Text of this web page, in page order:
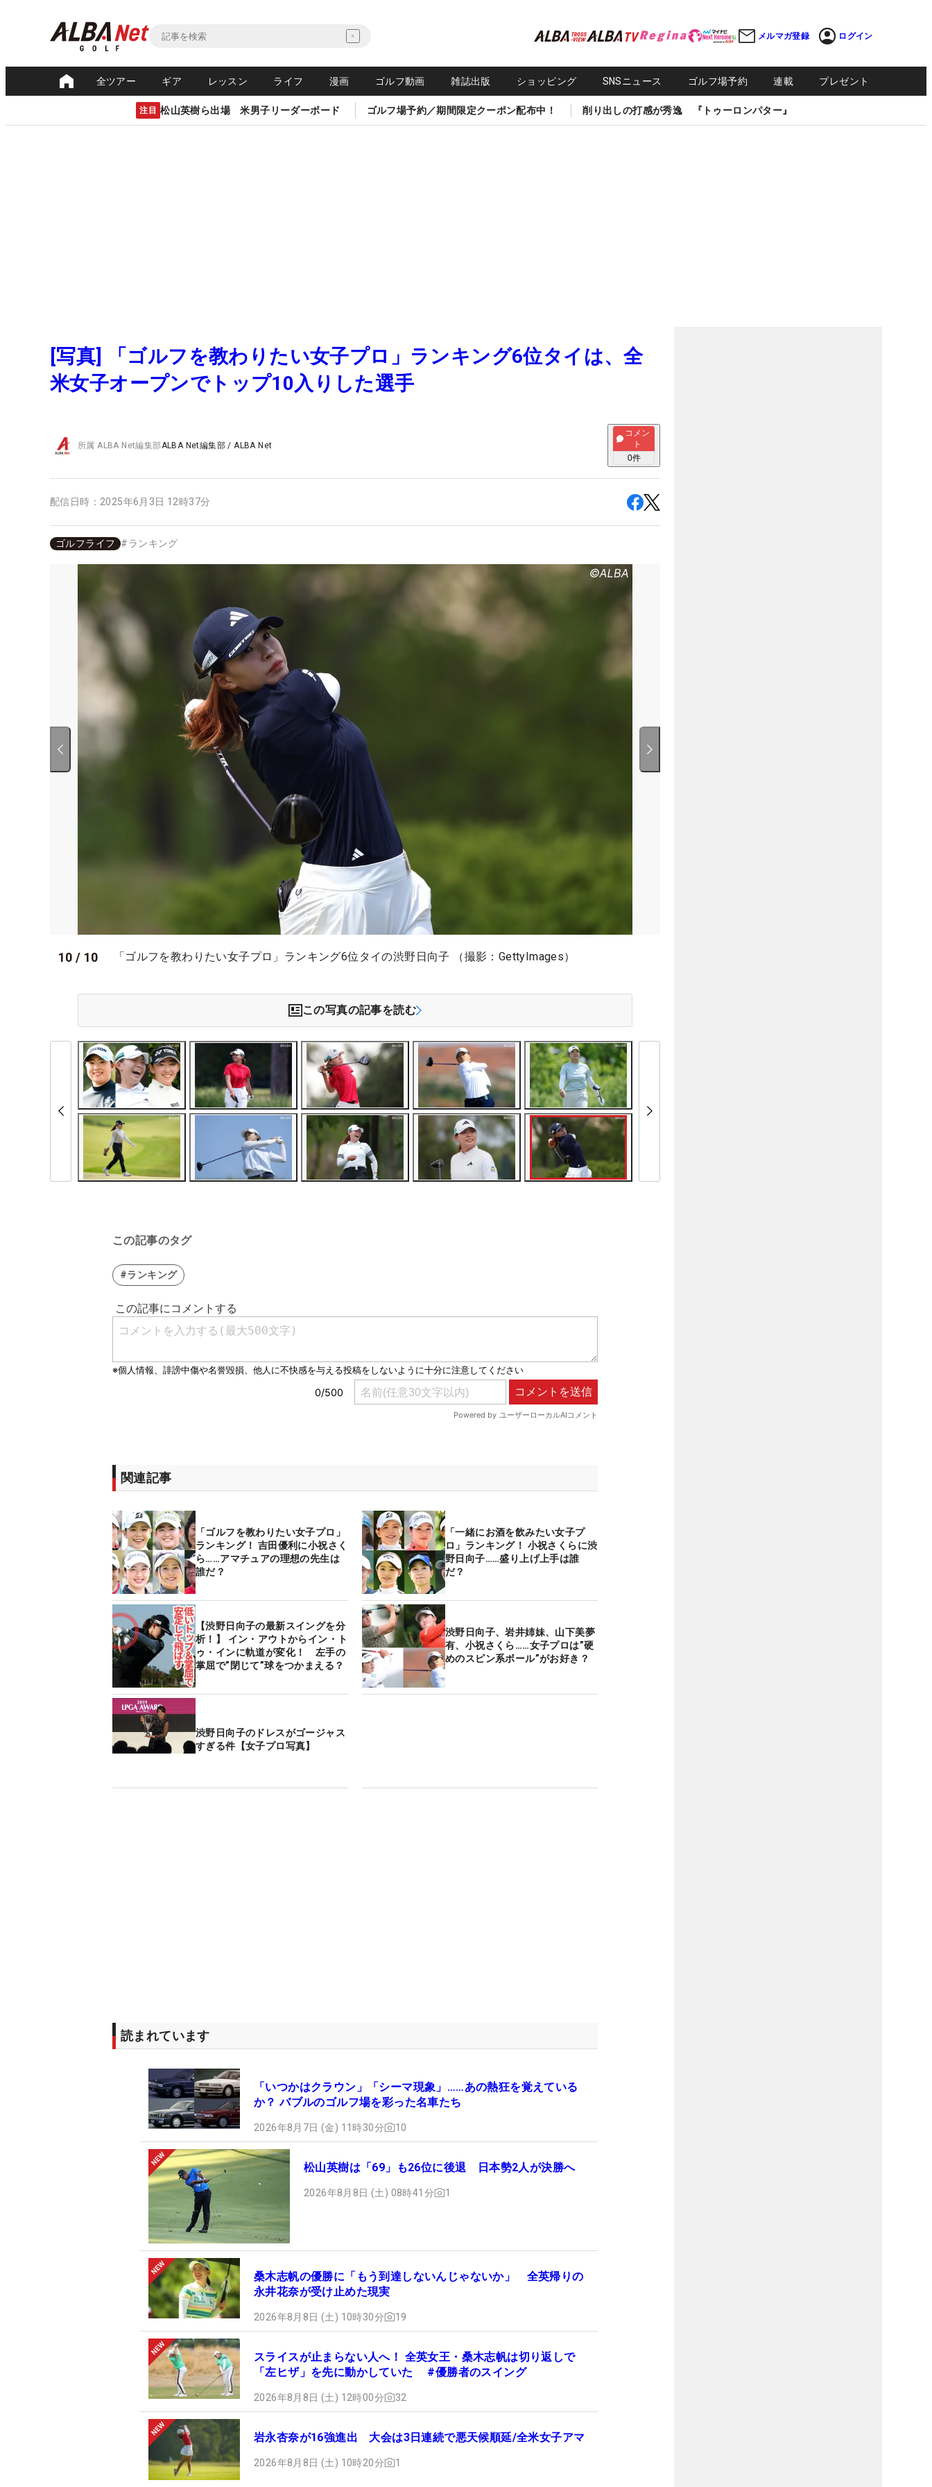
メルマガ登録 ログイン
全ツアー ギア レッスン ライフ 漫画 ゴルフ動画 雑誌出版 ショッピング SNSニュース ゴルフ場予約 連載 プレゼント
注目 松山英樹ら出場 米男子リーダーボード ゴルフ場予約／期間限定クーポン配布中！ 削り出しの打感が秀逸 『トゥーロンパター』
[写真] 「ゴルフを教わりたい女子プロ」ランキング6位タイは、全
米女子オープンでトップ10入りした選手
所属ALBA Net編集部ALBA Net編集部 /ALBA Net
コメン
ト
0件
配信日時： 2025年6月3日 12時37分
ゴルフライフ #ランキング
10 / 10 「ゴルフを教わりたい女子プロ」ランキング6位タイの渋野日向子 （撮影：GettyImages）
この写真の記事を読む
この記事のタグ
#ランキング
関連記事
「ゴルフを教わりたい女子プロ」
ランキング！ 吉田優利に小祝さく
ら……アマチュアの理想の先生は
誰だ？
「一緒にお酒を飲みたい女子プ
ロ」ランキング！ 小祝さくらに渋
野日向子……盛り上げ上手は誰
だ？
【渋野日向子の最新スイングを分
析！】 イン・アウトからイン・ト
ゥ・インに軌道が変化！ 左手の
掌屈で”閉じて”球をつかまえる？
渋野日向子、岩井姉妹、山下美夢
有、小祝さくら……女子プロは”硬
めのスピン系ボール”がお好き？
渋野日向子のドレスがゴージャス
すぎる件【女子プロ写真】
読まれています
「いつかはクラウン」「シーマ現象」……あの熱狂を覚えている
か？ バブルのゴルフ場を彩った名車たち
2026年8月7日 (金) 11時30分 10
松山英樹は「69」も26位に後退 日本勢2人が決勝へ
2026年8月8日 (土) 08時41分 1
桑木志帆の優勝に「もう到達しないんじゃないか」 全英帰りの
永井花奈が受け止めた現実
2026年8月8日 (土) 10時30分 19
スライスが止まらない人へ！ 全英女王・桑木志帆は切り返しで
「左ヒザ」を先に動かしていた #優勝者のスイング
2026年8月8日 (土) 12時00分 32
岩永杏奈が16強進出 大会は3日連続で悪天候順延/全米女子アマ
2026年8月8日 (土) 10時20分 1